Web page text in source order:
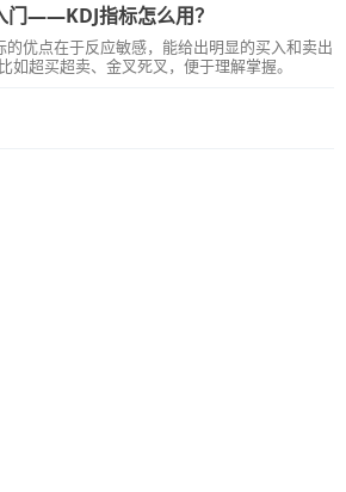
门——KDJ指标怎么用？
的优点在于反应敏感，能给出明显的买入和卖出
如超买超卖、金叉死叉，便于理解掌握。